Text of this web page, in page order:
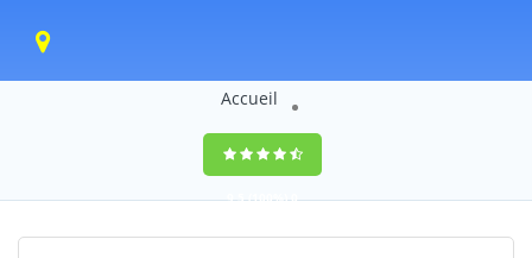
Accueil
9,5(100%)0
votes